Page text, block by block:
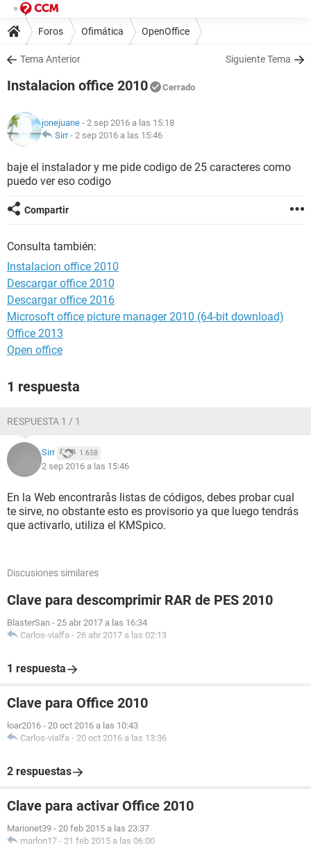
Foros Ofimática OpenOffice
Tema Anterior Siguiente Tema
Instalacion office 2010 Cerrado
jonejuane - 2 sep 2016 a las 15:18
Sirr- 2 sep 2016 a las 15:46
baje el instalador y me pide codigo de 25 caracteres como
puedo ver eso codigo
Compartir
Consulta también:
Instalacion office 2010
Descargar office 2010
Descargar office 2016
Microsoft office picture manager 2010 (64-bit download)
Office 2013
Open office
1 respuesta
RESPUESTA 1 / 1
Sirr 1.658
2 sep 2016 a las 15:46
En la Web encontrarås listas de códigos, debes probar cual
te sirve, no obstante esto es provisorio ya que luego tendrás
que activarlo, utiliza el KMSpico.
Discusiones similares
Clave para descomprimir RAR de PES 2010
BlasterSan - 25 abr 2017 a las 16:34
Carlos-vialfa - 26 abr 2017 a las 02:13
1 respuesta
Clave para Office 2010
loar2016 - 20 oct 2016 a las 10:43
Carlos-vialfa - 20 oct 2016 a las 13:36
2 respuestas
Clave para activar Office 2010
Marionet39 - 20 feb 2015 a las 23:37
marlon17 - 21 feb 2015 a las 06:00